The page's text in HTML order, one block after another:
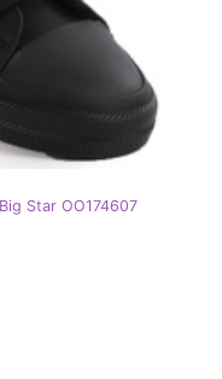
Star OO174607